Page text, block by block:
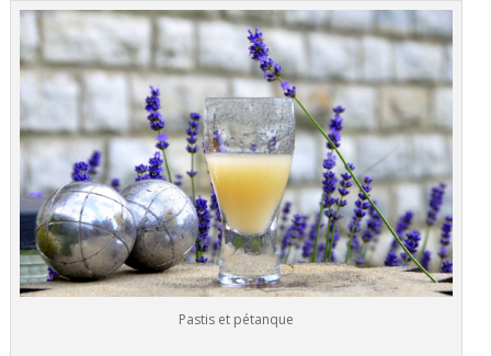
Pastis et pétanque